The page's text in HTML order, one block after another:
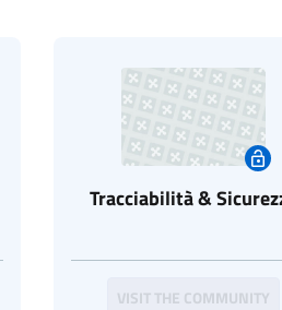
Tracciabilità &
VISIT THE COMMUNITY